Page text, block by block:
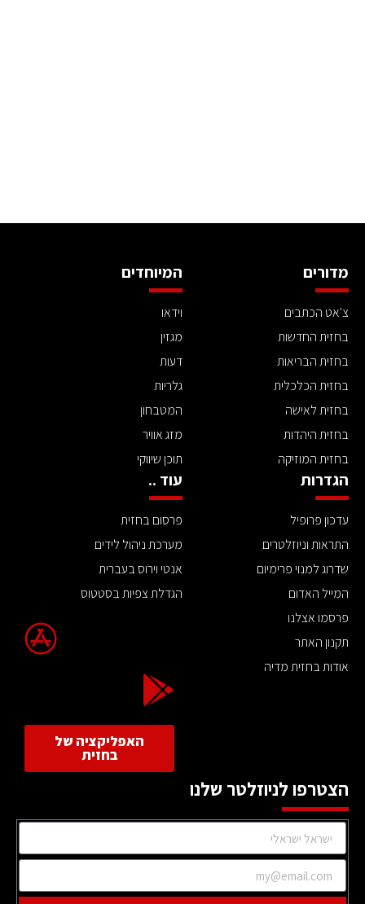
מדורים
צ'אט הכתבים
בחזית החדשות
בחזית הבריאות
בחזית הכלכלית
בחזית לאישה
בחזית היהדות
בחזית המוזיקה
המיוחדים
וידאו
מגזין
דעות
גלריות
המטבחון
מזג אוויר
תוכן שיווקי
הגדרות
עדכון פרופיל
התראות וניוזלטרים
שדרוג למנוי פרימיום
המייל האדום
פרסמו אצלנו
תקנון האתר
אודות בחזית מדיה
עוד ..
פרסום בחזית
מערכת ניהול לידים
אנטי וירוס בעברית
הגדלת צפיות בסטטוס
האפליקציה של
בחזית
הצטרפו לניוזלטר שלנו